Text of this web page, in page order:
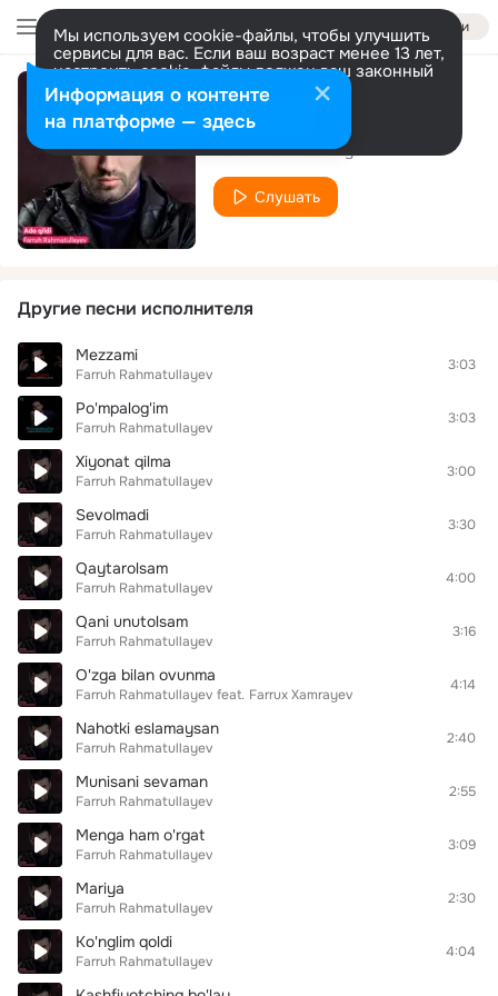
Войти
Мы используем cookie-файлы, чтобы улучшить
сервисы для вас. Если ваш возраст менее 13 лет,
настроить cookie-файлы должен ваш законный
представитель. Больше информации
Разрешить все Настроить
Nima bo'ldi senga
Farruh Rahmatullayev
Слушать
Другие песни исполнителя
Mezzami
Farruh Rahmatullayev
3:03
Po'mpalog'im
Farruh Rahmatullayev
3:03
Xiyonat qilma
Farruh Rahmatullayev
3:00
Sevolmadi
Farruh Rahmatullayev
3:30
Qaytarolsam
Farruh Rahmatullayev
4:00
Qani unutolsam
Farruh Rahmatullayev
3:16
O'zga bilan ovunma
Farruh Rahmatullayev feat. Farrux Xamrayev
4:14
Nahotki eslamaysan
Farruh Rahmatullayev
2:40
Munisani sevaman
Farruh Rahmatullayev
2:55
Menga ham o'rgat
Farruh Rahmatullayev
3:09
Mariya
Farruh Rahmatullayev
2:30
Ko'nglim qoldi
Farruh Rahmatullayev
4:04
Информация о контенте
на платформе — здесь